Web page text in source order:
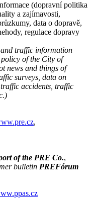
(dopravní politika
a zajímavosti,
data o dopravě,
regulace dopravy
traffic information
of the City of
news and things of
surveys, data on
accidents, traffic
,
of the PRE Co.,
bulletin PREFórum